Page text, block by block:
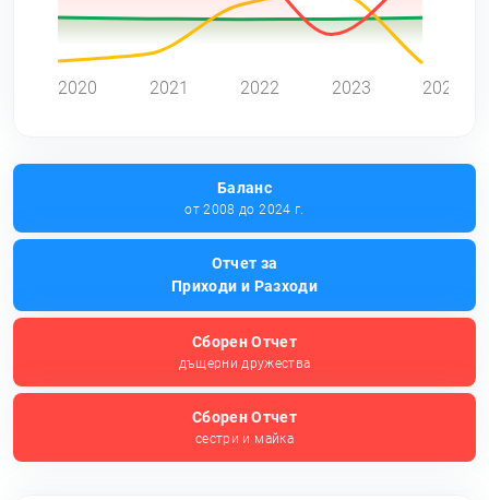
2020 2021 2022 2023 2024
Баланс
от 2008 до 2024 г.
Отчет за
Приходи и Разходи
Сборен Отчет
дъщерни дружества
Сборен Отчет
сестри и майка